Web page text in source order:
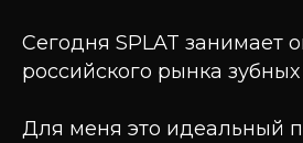
Сегодня SPLAT занимает
российского рынка зубных
Для меня это идеальный